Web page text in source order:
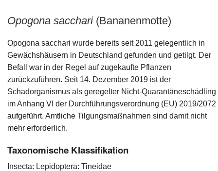
Einfuhr/Ausfuhr
Binnenmarkt
Regelungen/ Standards
Ansprechpersonen
Opogona sacchari(Bananenmotte)
Opogona sacchari wurde bereits seit 2011 gelegentlich in
Gewächshäusern in Deutschland gefunden und getilgt. Der
Befall war in der Regel auf zugekaufte Pflanzen
zurückzuführen. Seit 14. Dezember 2019 ist der
Schadorganismus als geregelter Nicht-Quarantäneschädling
im Anhang VI der Durchführungsverordnung (EU) 2019/2072
aufgeführt. Amtliche Tilgungsmaßnahmen sind damit nicht
mehr erforderlich.
Taxonomische Klassifikation
Insecta: Lepidoptera: Tineidae